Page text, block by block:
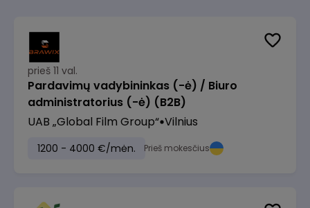
prieš 11 val.
Pardavimų vadybininkas (-ė) / Biuro
administratorius (-ė) (B2B)
UAB „Global Film Group“ Vilnius
1200 - 4000 €/mėn. Prieš mokesčius